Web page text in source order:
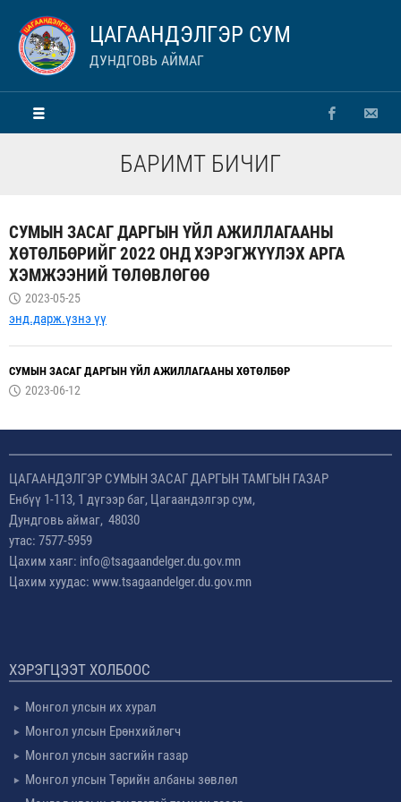
ЦАГААНДЭЛГЭР СУМ
ДУНДГОВЬ АЙМАГ
БАРИМТ БИЧИГ
СУМЫН ЗАСАГ ДАРГЫН ҮЙЛ АЖИЛЛАГААНЫ
ХӨТӨЛБӨРИЙГ 2022 ОНД ХЭРЭГЖҮҮЛЭХ АРГА
ХЭМЖЭЭНИЙ ТӨЛӨВЛӨГӨӨ
2023-05-25
энд.дарж.үзнэ үү
СУМЫН ЗАСАГ ДАРГЫН ҮЙЛ АЖИЛЛАГААНЫ ХӨТӨЛБӨР
2023-06-12
ЦАГААНДЭЛГЭР СУМЫН ЗАСАГ ДАРГЫН ТАМГЫН ГАЗАР
Енбүү 1-113, 1 дүгээр баг, Цагаандэлгэр сум,
Дундговь аймаг, 48030
утас: 7577-5959
Цахим хаяг: info@tsagaandelger.du.gov.mn
Цахим хуудас: www.tsagaandelger.du.gov.mn
ХЭРЭГЦЭЭТ ХОЛБООС
Монгол улсын их хурал
Монгол улсын Ерөнхийлөгч
Монгол улсын засгийн газар
Монгол улсын Төрийн албаны зөвлөл